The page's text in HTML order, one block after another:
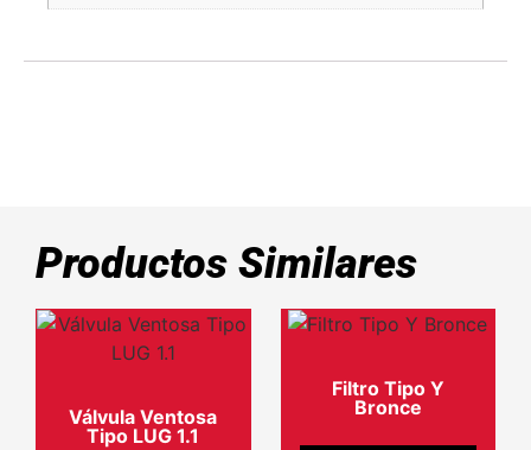
Productos Similares
Válvula Ventosa
Tipo LUG 1.1
Filtro Tipo Y
Bronce